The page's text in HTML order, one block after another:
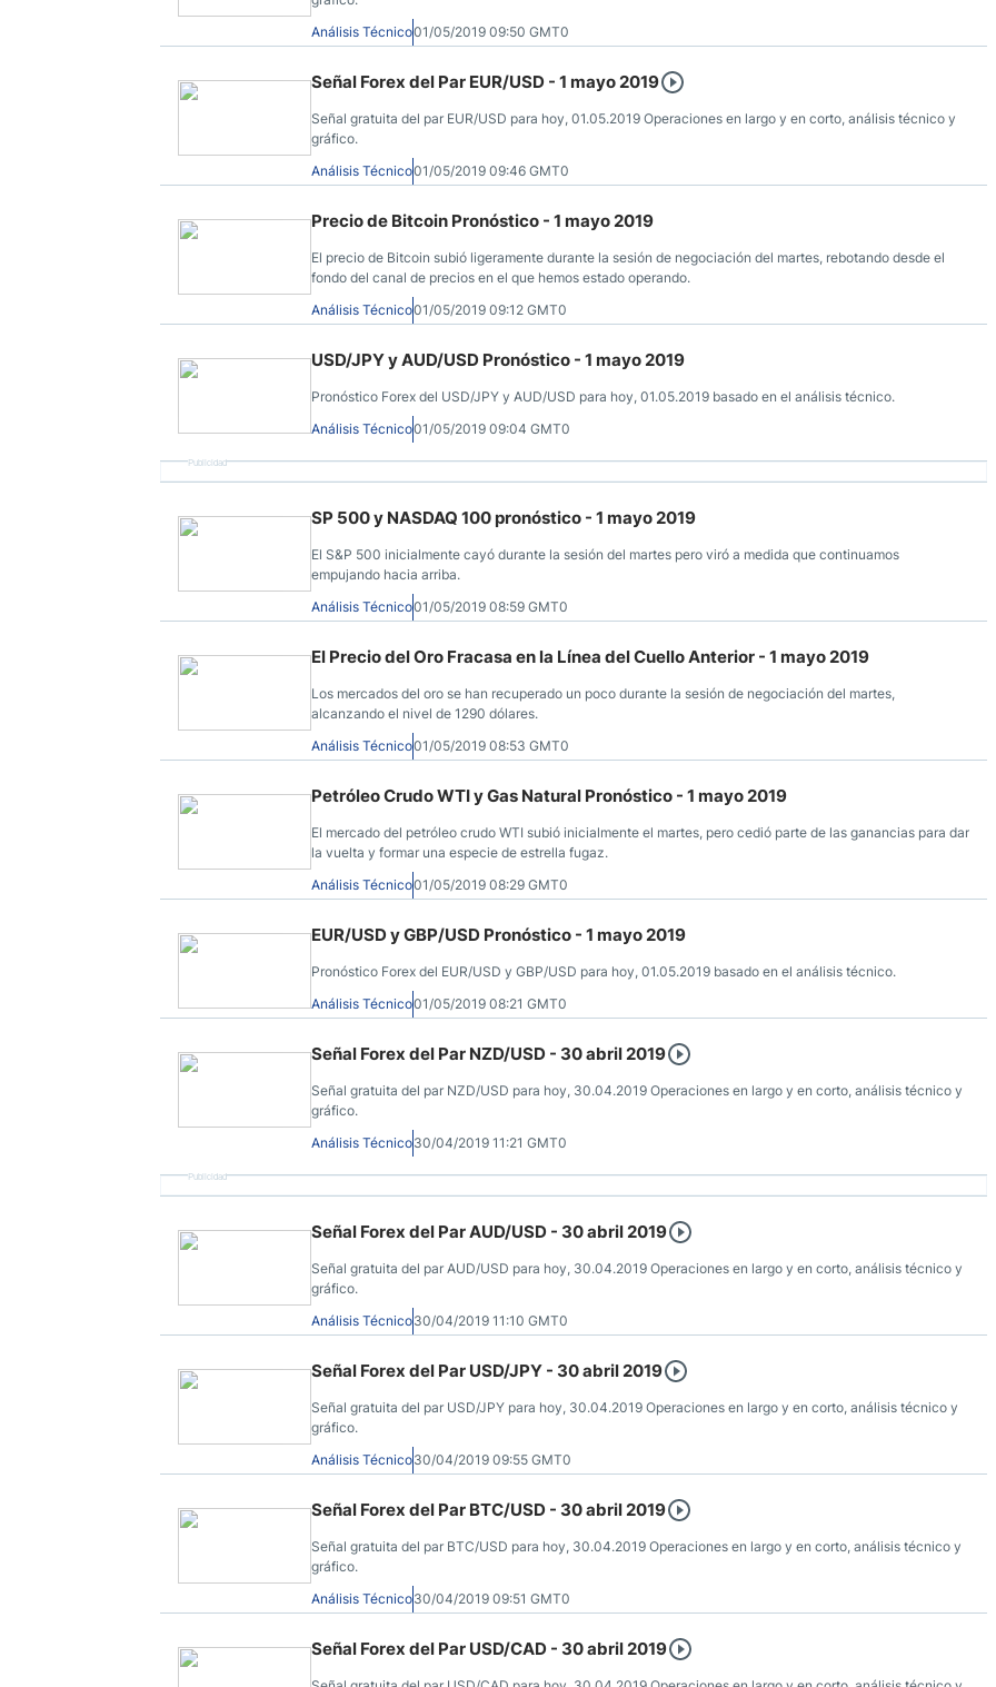
Análisis Técnico01/05/2019 09:50 GMT0
Señal Forex del Par EUR/USD - 1 mayo 2019
Señal gratuita del par EUR/USD para hoy, 01.05.2019 Operaciones en largo y en corto, análisis técnico y
gráfico.
Análisis Técnico01/05/2019 09:46 GMT0
Precio de Bitcoin Pronóstico - 1 mayo 2019
El precio de Bitcoin subió ligeramente durante la sesión de negociación del martes, rebotando desde el
fondo del canal de precios en el que hemos estado operando.
Análisis Técnico01/05/2019 09:12 GMT0
USD/JPY y AUD/USD Pronóstico - 1 mayo 2019
Pronóstico Forex del USD/JPY y AUD/USD para hoy, 01.05.2019 basado en el análisis técnico.
Análisis Técnico01/05/2019 09:04 GMT0
Publicidad
SP 500 y NASDAQ 100 pronóstico - 1 mayo 2019
El S&P 500 inicialmente cayó durante la sesión del martes pero viró a medida que continuamos
empujando hacia arriba.
Análisis Técnico01/05/2019 08:59 GMT0
El Precio del Oro Fracasa en la Línea del Cuello Anterior - 1 mayo 2019
Los mercados del oro se han recuperado un poco durante la sesión de negociación del martes,
alcanzando el nivel de 1290 dólares.
Análisis Técnico01/05/2019 08:53 GMT0
Petróleo Crudo WTI y Gas Natural Pronóstico - 1 mayo 2019
El mercado del petróleo crudo WTI subió inicialmente el martes, pero cedió parte de las ganancias para dar
la vuelta y formar una especie de estrella fugaz.
Análisis Técnico01/05/2019 08:29 GMT0
EUR/USD y GBP/USD Pronóstico - 1 mayo 2019
Pronóstico Forex del EUR/USD y GBP/USD para hoy, 01.05.2019 basado en el análisis técnico.
Análisis Técnico01/05/2019 08:21 GMT0
Señal Forex del Par NZD/USD - 30 abril 2019
Señal gratuita del par NZD/USD para hoy, 30.04.2019 Operaciones en largo y en corto, análisis técnico y
gráfico.
Análisis Técnico30/04/2019 11:21 GMT0
Publicidad
Señal Forex del Par AUD/USD - 30 abril 2019
Señal gratuita del par AUD/USD para hoy, 30.04.2019 Operaciones en largo y en corto, análisis técnico y
gráfico.
Análisis Técnico30/04/2019 11:10 GMT0
Señal Forex del Par USD/JPY - 30 abril 2019
Señal gratuita del par USD/JPY para hoy, 30.04.2019 Operaciones en largo y en corto, análisis técnico y
gráfico.
Análisis Técnico30/04/2019 09:55 GMT0
Señal Forex del Par BTC/USD - 30 abril 2019
Señal gratuita del par BTC/USD para hoy, 30.04.2019 Operaciones en largo y en corto, análisis técnico y
gráfico.
Análisis Técnico30/04/2019 09:51 GMT0
Señal Forex del Par USD/CAD - 30 abril 2019